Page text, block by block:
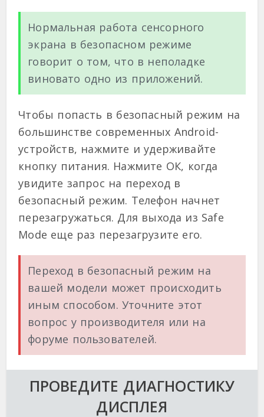
Нормальная работа сенсорного
экрана в безопасном режиме
говорит о том, что в неполадке
виновато одно из приложений.
Чтобы попасть в безопасный режим на
большинстве современных Android-
устройств, нажмите и удерживайте
кнопку питания. Нажмите ОК, когда
увидите запрос на переход в
безопасный режим. Телефон начнет
перезагружаться. Для выхода из Safe
Mode еще раз перезагрузите его.
Переход в безопасный режим на
вашей модели может происходить
иным способом. Уточните этот
вопрос у производителя или на
форуме пользователей.
ПРОВЕДИТЕ ДИАГНОСТИКУ
ДИСПЛЕЯ